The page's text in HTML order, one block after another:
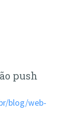
push
blog/web-